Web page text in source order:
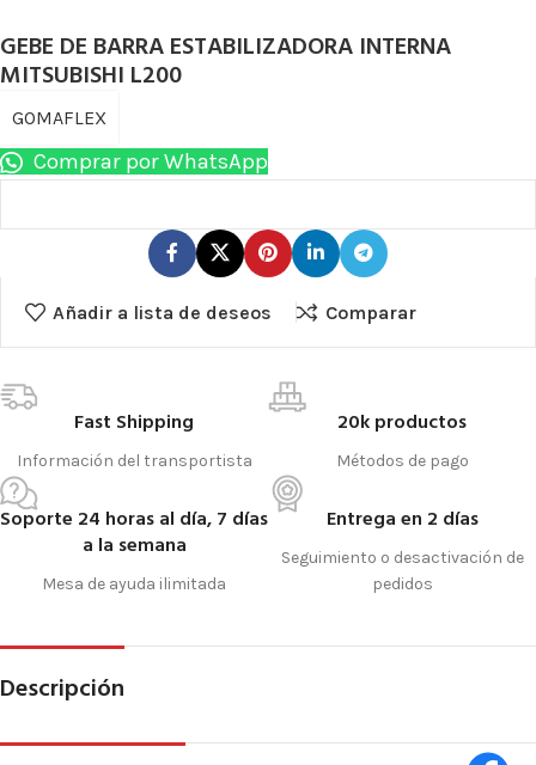
GEBE DE BARRA ESTABILIZADORA INTERNA
MITSUBISHI L200
GOMAFLEX
Comprar por WhatsApp
Añadir a lista de deseos Comparar
Fast Shipping
Información del transportista
20k productos
Métodos de pago
Soporte 24 horas al día, 7 días
a la semana
Mesa de ayuda ilimitada
Entrega en 2 días
Seguimiento o desactivación de
pedidos
Descripción